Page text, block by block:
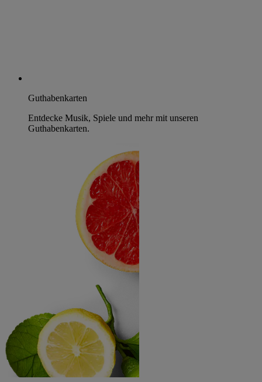
Guthabenkarten
Entdecke Musik, Spiele und mehr mit unseren
Guthabenkarten.